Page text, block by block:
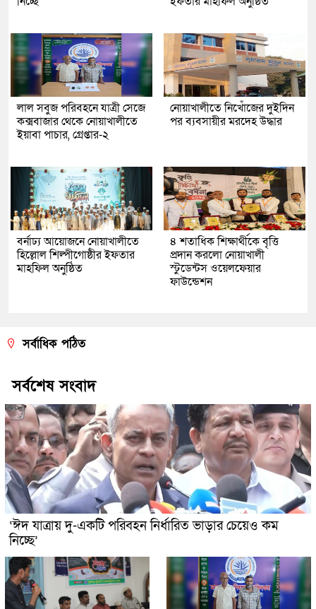
লাল সবুজ পরিবহনে যাত্রী সেজে
কক্সবাজার থেকে নোয়াখালীতে
ইয়াবা পাচার, গ্রেপ্তার-২
নোয়াখালীতে নিখোঁজের দুইদিন
পর ব্যবসায়ীর মরদেহ উদ্ধার
বর্নাঢ্য আয়োজনে নোয়াখালীতে
হিল্লোল শিল্পীগোষ্ঠীর ইফতার
মাহফিল অনুষ্ঠিত
৪ শতাধিক শিক্ষার্থীকে বৃত্তি
প্রদান করলো নোয়াখালী
স্টুডেন্টস ওয়েলফেয়ার
ফাউন্ডেশন
সর্বাধিক পঠিত
সর্বশেষ সংবাদ
‘ঈদ যাত্রায় দু-একটি পরিবহন নির্ধারিত ভাড়ার চেয়েও কম
নিচ্ছে’